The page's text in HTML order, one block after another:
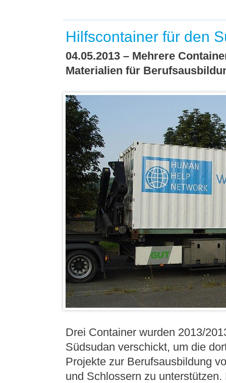
Hilfscontainer für den
04.05.2013 – Mehrere
Materialien für
Drei Container wurden 2013/
Südsudan verschickt, um die
Projekte zur Berufsausbildung
und Schlossern zu